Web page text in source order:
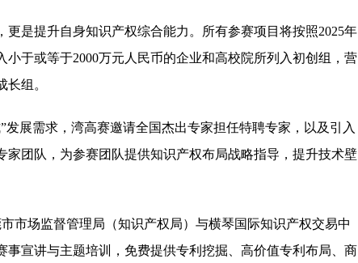
是提升自身知识产权综合能力。所有参赛项目将按照2025年
于或等于2000万元人民币的企业和高校院所列入初创组，营
组。
发展需求，湾高赛邀请全国杰出专家担任特聘专家，以及引入
家团队，为参赛团队提供知识产权布局战略指导，提升技术壁
市场监督管理局（知识产权局）与横琴国际知识产权交易中
事宣讲与主题培训，免费提供专利挖掘、高价值专利布局、商